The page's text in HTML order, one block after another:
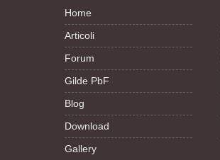
Home
Articoli
Forum
Gilde PbF
Blog
Download
Gallery